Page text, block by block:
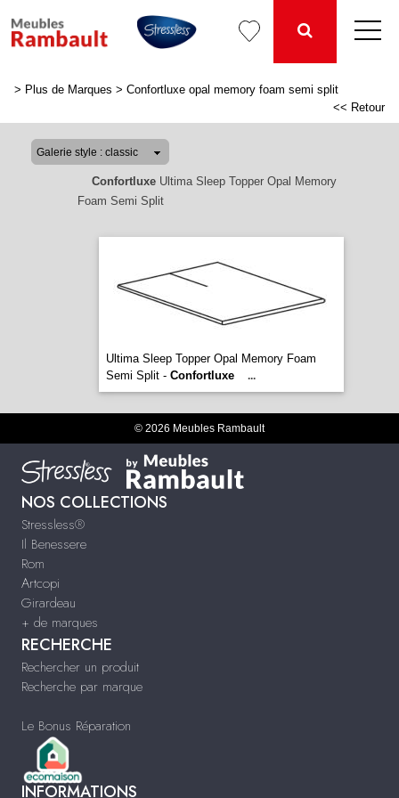
> Plus de Marques > Confortluxe opal memory foam semi split
<< Retour
ConfortluxeUltima Sleep Topper Opal Memory
Foam Semi Split
Ultima Sleep Topper Opal Memory Foam
Semi Split - Confortluxe ...
© 2026 Meubles Rambault
NOS COLLECTIONS
Stressless®
Il Benessere
Rom
Artcopi
Girardeau
+ de marques
RECHERCHE
Rechercher un produit
Recherche par marque
Le Bonus Réparation
INFORMATIONS